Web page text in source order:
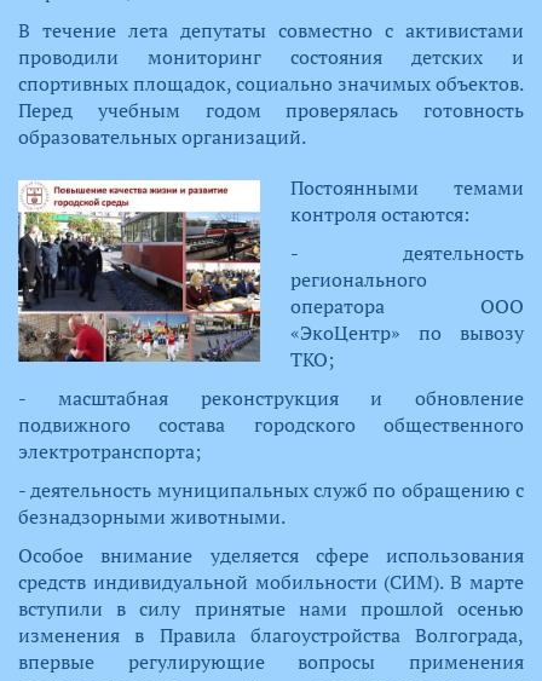
В течение лета депутаты совместно с активистами
проводили мониторинг состояния детских и
спортивных площадок, социально значимых объектов.
Перед учебным годом проверялась готовность
образовательных организаций.
​Постоянными темами
контроля остаются:
- деятельность
регионального
оператора ООО
«ЭкоЦентр» по вывозу
ТКО;
- масштабная реконструкция и обновление
подвижного состава городского общественного
электротранспорта;
- деятельность муниципальных служб по обращению с
безнадзорными животными.
Особое внимание уделяется сфере использования
средств индивидуальной мобильности (СИМ). В марте
вступили в силу принятые нами прошлой осенью
изменения в Правила благоустройства Волгограда,
впервые регулирующие вопросы применения